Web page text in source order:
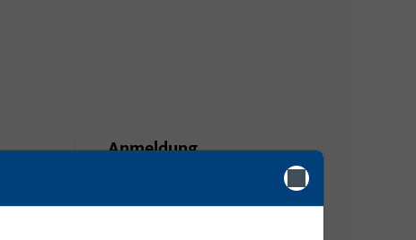
Anmeldung
Bitte melden Sie sich mit Ihren